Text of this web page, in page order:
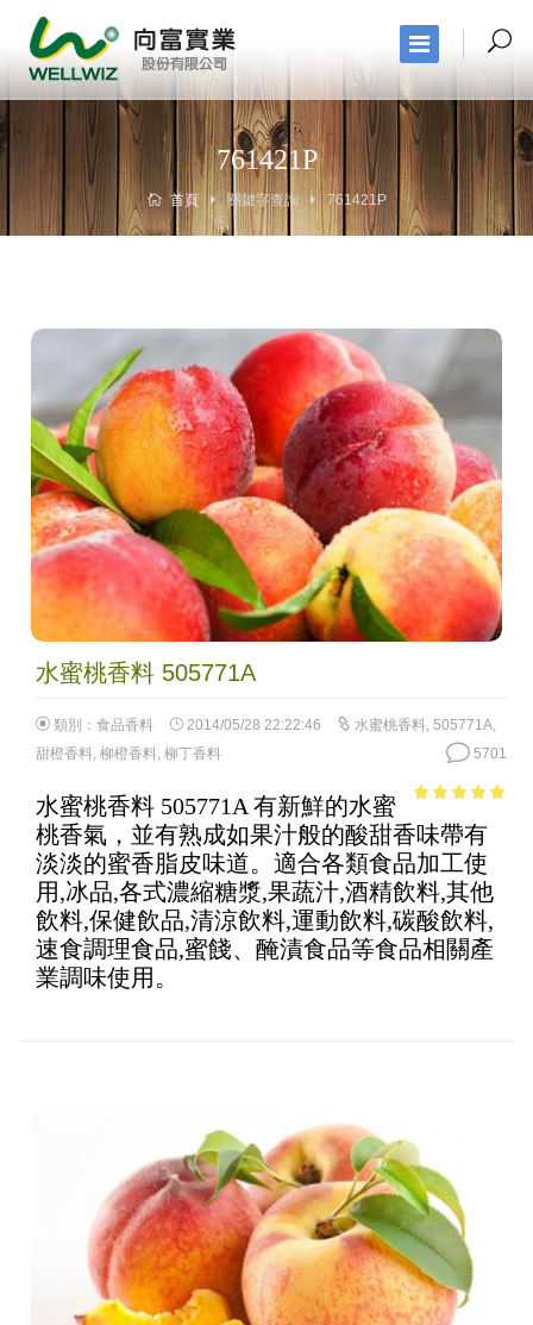
761421P
首頁 關鍵字查詢 761421P
水蜜桃香料 505771A
類別： 食品香料 2014/05/28 22:22:46 水蜜桃香料, 505771A,
甜橙香料, 柳橙香料, 柳丁香料 5701
5
水蜜桃香料 505771A 有新鮮的水蜜
桃香氣，並有熟成如果汁般的酸甜香味帶有
淡淡的蜜香脂皮味道。適合各類食品加工使
用,冰品,各式濃縮糖漿,果蔬汁,酒精飲料,其他
飲料,保健飲品,清涼飲料,運動飲料,碳酸飲料,
速食調理食品,蜜餞、醃漬食品等食品相關產
業調味使用。